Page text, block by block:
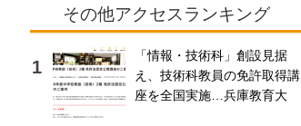
その他アクセスランキング
「情報・技術科」創設見据
え、技術科教員の免許取得講
座を全国実施…兵庫教育大